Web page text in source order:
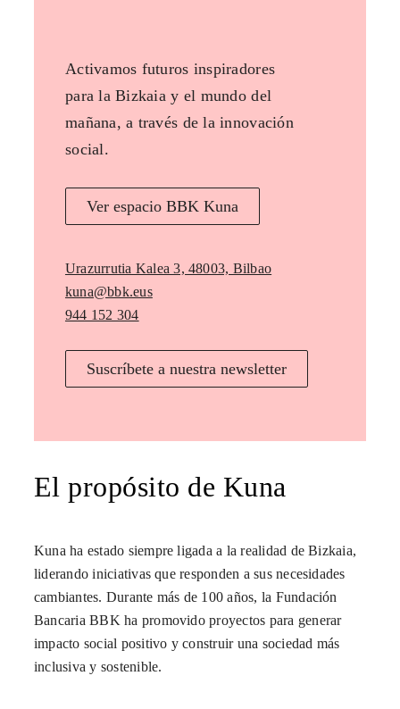
Activamos futuros inspiradores
para la Bizkaia y el mundo del
mañana, a través de la innovación
social.
Ver espacio BBK Kuna
Urazurrutia Kalea 3, 48003, Bilbao
kuna@bbk.eus
944 152 304
Suscríbete a nuestra newsletter
El propósito de Kuna
Kuna ha estado siempre ligada a la realidad de Bizkaia,
liderando iniciativas que responden a sus necesidades
cambiantes. Durante más de 100 años, la Fundación
Bancaria BBK ha promovido proyectos para generar
impacto social positivo y construir una sociedad más
inclusiva y sostenible.